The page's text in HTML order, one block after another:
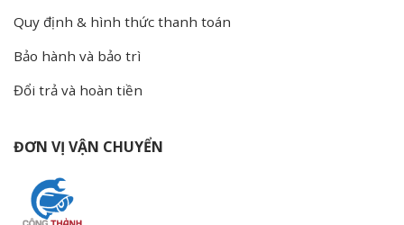
Quy định & hình thức thanh toán
Bảo hành và bảo trì
Đổi trả và hoàn tiền
ĐƠN VỊ VẬN CHUYỂN